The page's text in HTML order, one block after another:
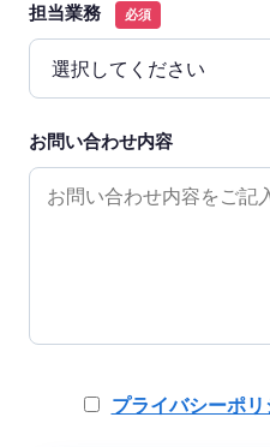
担当業務 必須
お問い合わせ内容
プライバシーポリ